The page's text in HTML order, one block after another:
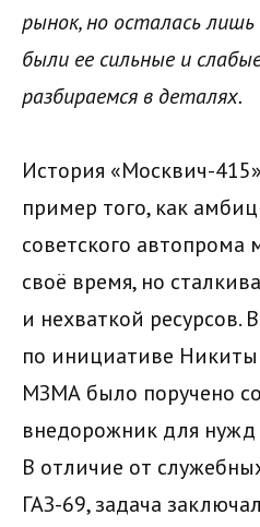
рынок, но осталась
были ее сильные и
разбираемся в деталях.
История «Москвич-
пример того, как
советского автопрома
своё время, но
и нехваткой ресурсов.
по инициативе
МЗМА было поручено
внедорожник для нужд
В отличие от
ГАЗ-69, задача